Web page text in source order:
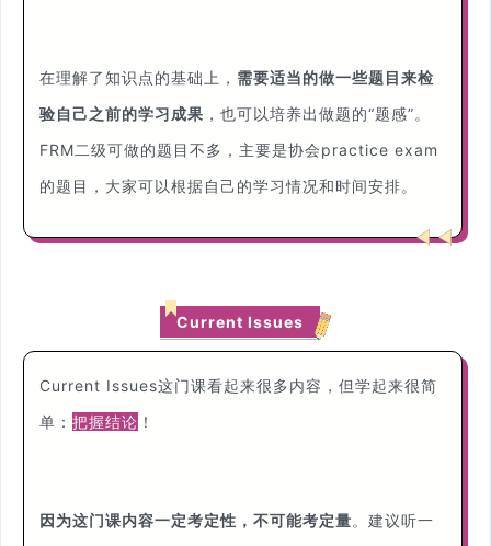
在理解了知识点的基础上， 需要适当的做一些题目来检
验自己之前的学习成果 ，也可以培养出做题的“题感”。
FRM二级可做的题目不多，主要是协会practice exam
的题目，大家可以根据自己的学习情况和时间安排。
Current Issues
Current Issues这门课看起来很多内容，但学起来很简
单： 把握结论 ！
因为这门课内容一定考定性，不可能考定量。建议听一